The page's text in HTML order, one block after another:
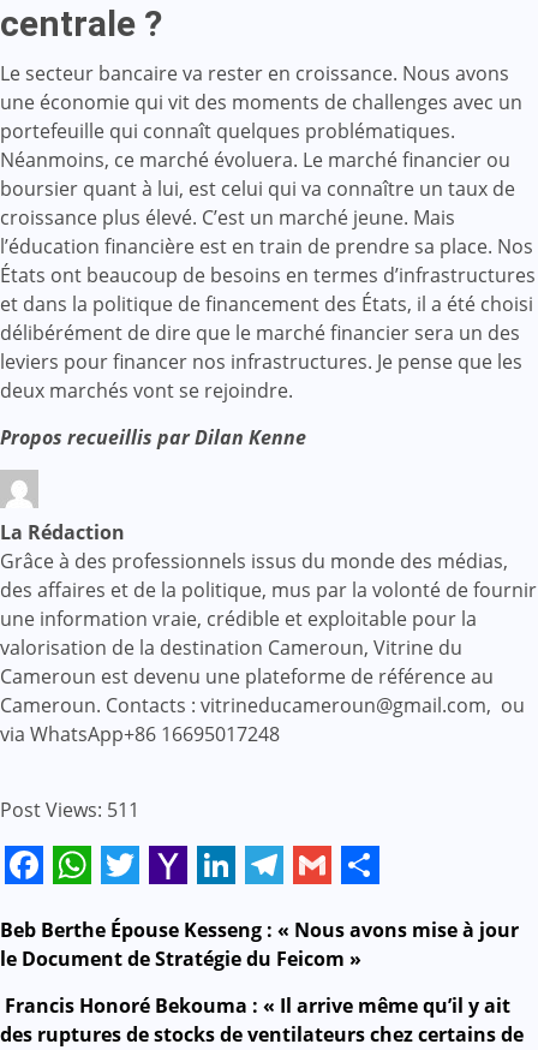
centrale ?
Le secteur bancaire va rester en croissance. Nous avons
une économie qui vit des moments de challenges avec un
portefeuille qui connaît quelques problématiques.
Néanmoins, ce marché évoluera. Le marché financier ou
boursier quant à lui, est celui qui va connaître un taux de
croissance plus élevé. C’est un marché jeune. Mais
l’éducation financière est en train de prendre sa place. Nos
États ont beaucoup de besoins en termes d’infrastructures
et dans la politique de financement des États, il a été choisi
délibérément de dire que le marché financier sera un des
leviers pour financer nos infrastructures. Je pense que les
deux marchés vont se rejoindre.
Propos recueillis par Dilan Kenne
La Rédaction
Grâce à des professionnels issus du monde des médias,
des affaires et de la politique, mus par la volonté de fournir
une information vraie, crédible et exploitable pour la
valorisation de la destination Cameroun, Vitrine du
Cameroun est devenu une plateforme de référence au
Cameroun. Contacts : vitrineducameroun@gmail.com, ou
via WhatsApp+86 16695017248
Post Views: 511
Mail
Navigation
l’article
Beb Berthe Épouse Kesseng : « Nous avons mise à jour
le Document de Stratégie du Feicom »
Francis Honoré Bekouma : « Il arrive même qu’il y ait
des ruptures de stocks de ventilateurs chez certains de